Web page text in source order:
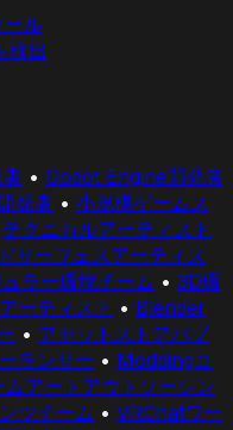
ール
検出
• Godot Engine開発者
発者 • 小規模ゲームス
テクニカルアーティスト
サーフェスアーティス
ラー環境チーム • 3D環
ーティスト • Blender
• アセットストアパブ
ランサー • Moddingコ
ムアートアウトソーシン
ツチーム • VRChatワー